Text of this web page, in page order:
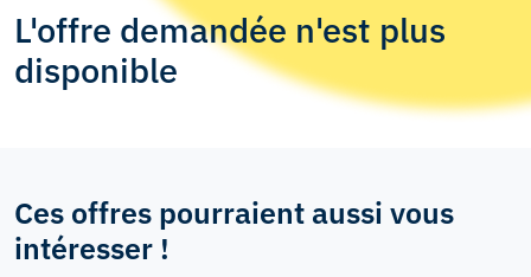
L'offre demandée n'est plus
disponible
Ces offres pourraient aussi vous
intéresser !